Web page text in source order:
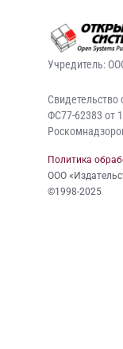
Учредитель:
Свидетельство
ФС77-62383 от
Политика
ООО
©1998-2025